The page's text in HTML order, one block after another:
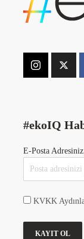
#ekoIQ
E-Posta
KVKK